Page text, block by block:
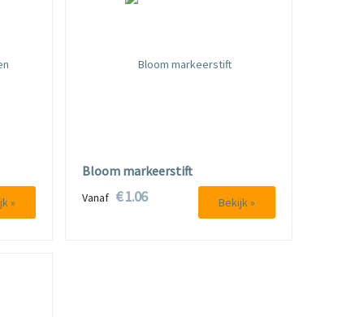
»
Bloom markeerstift
Vanaf € 1.06 Bekijk »